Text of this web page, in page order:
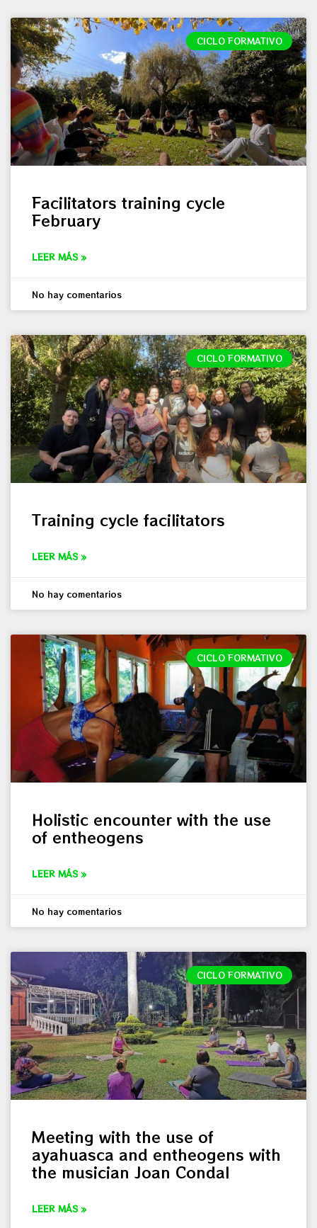
CICLO FORMATIVO
Facilitators training cycle
February
LEER MÁS »
No hay comentarios
CICLO FORMATIVO
Training cycle facilitators
LEER MÁS »
No hay comentarios
CICLO FORMATIVO
Holistic encounter with the use
of entheogens
LEER MÁS »
No hay comentarios
CICLO FORMATIVO
Meeting with the use of
ayahuasca and entheogens with
the musician Joan Condal
LEER MÁS »